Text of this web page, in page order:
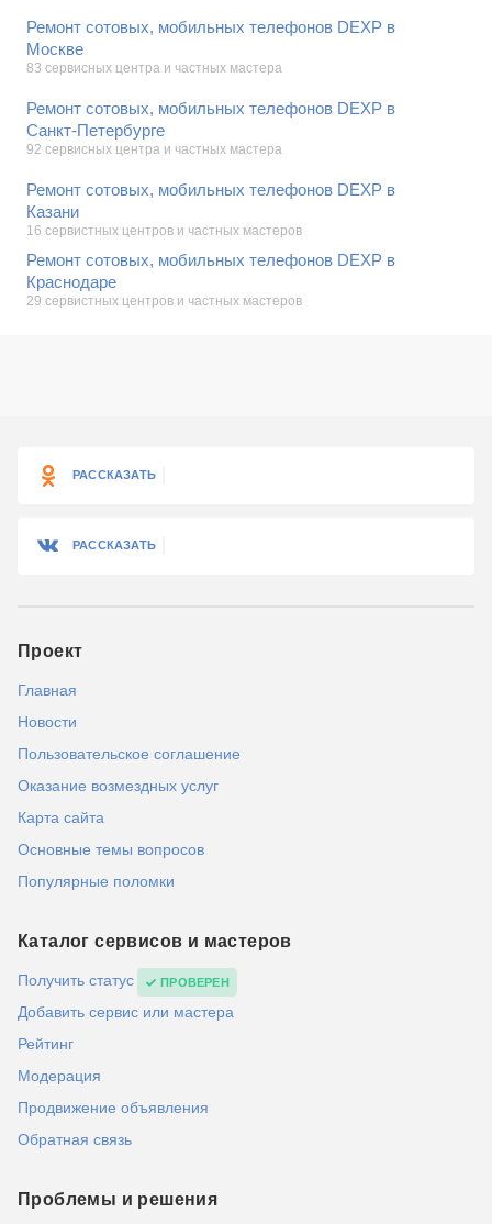
Ремонт сотовых, мобильных телефонов DEXP в
Москве
83 сервисных центра и частных мастера
Ремонт сотовых, мобильных телефонов DEXP в
Санкт-Петербурге
92 сервисных центра и частных мастера
Ремонт сотовых, мобильных телефонов DEXP в
Казани
16 сервистных центров и частных мастеров
Ремонт сотовых, мобильных телефонов DEXP в
Краснодаре
29 сервистных центров и частных мастеров
РАССКАЗАТЬ
РАССКАЗАТЬ
Проект
Главная
Новости
Пользовательское соглашение
Оказание возмездных услуг
Карта сайта
Основные темы вопросов
Популярные поломки
Каталог сервисов и мастеров
Получить статус ПРОВЕРЕН
Добавить сервис или мастера
Рейтинг
Модерация
Продвижение объявления
Обратная связь
Проблемы и решения